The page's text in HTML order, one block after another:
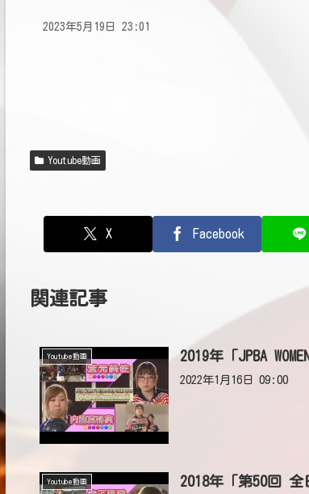
2023年5月19日 23:01
Youtube動画
X Facebook
関連記事
Youtube動画 2019年「JPBA
2022年1月16日 09:00
Youtube動画 2018年「第50回